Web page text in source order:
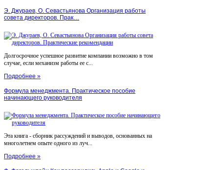
Э. Джураев, О. Севастьянова Организация работы
совета директоров. Прак…
Долгосрочное успешное развитие компании возможно в том
случае, если механизм работы ее с...
Подробнее »
Формула менеджмента. Практическое пособие
начинающего руководителя
Эта книга - сборник рассуждений и выводов, основанных на
многолетнем опыте одного из луч...
Подробнее »